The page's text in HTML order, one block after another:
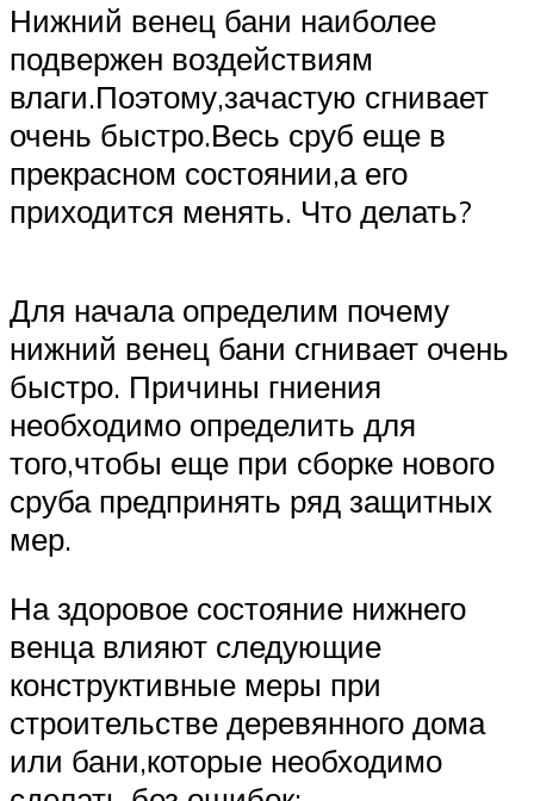
Нижний венец бани наиболее
подвержен воздействиям
влаги.Поэтому,зачастую сгнивает
очень быстро.Весь сруб еще в
прекрасном состоянии,а его
приходится менять. Что делать?
Для начала определим почему
нижний венец бани сгнивает очень
быстро. Причины гниения
необходимо определить для
того,чтобы еще при сборке нового
сруба предпринять ряд защитных
мер.
На здоровое состояние нижнего
венца влияют следующие
конструктивные меры при
строительстве деревянного дома
или бани,которые необходимо